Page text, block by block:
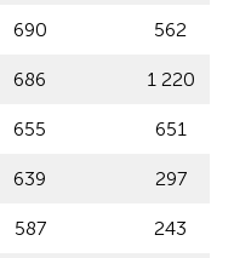
690 562
686 1 220
655 651
639 297
587 243